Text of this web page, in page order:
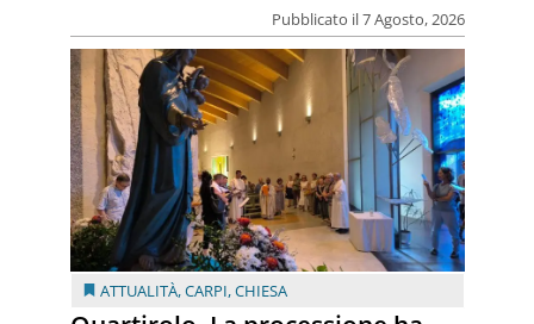
Pubblicato il 7 Agosto, 2026
ATTUALITÀ,CARPI,CHIESA